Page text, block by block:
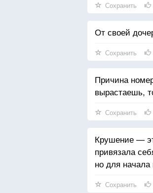
Сохранить
От своей
Сохранить
Причина
вырастаешь,
Сохранить
Крушение —
привязала
но для
Сохранить